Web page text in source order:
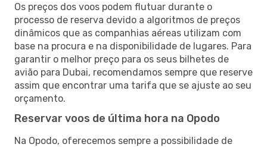
Os preços dos voos podem flutuar durante o
processo de reserva devido a algoritmos de preços
dinâmicos que as companhias aéreas utilizam com
base na procura e na disponibilidade de lugares. Para
garantir o melhor preço para os seus bilhetes de
avião para Dubai, recomendamos sempre que reserve
assim que encontrar uma tarifa que se ajuste ao seu
orçamento.
Reservar voos de última hora na Opodo
Na Opodo, oferecemos sempre a possibilidade de